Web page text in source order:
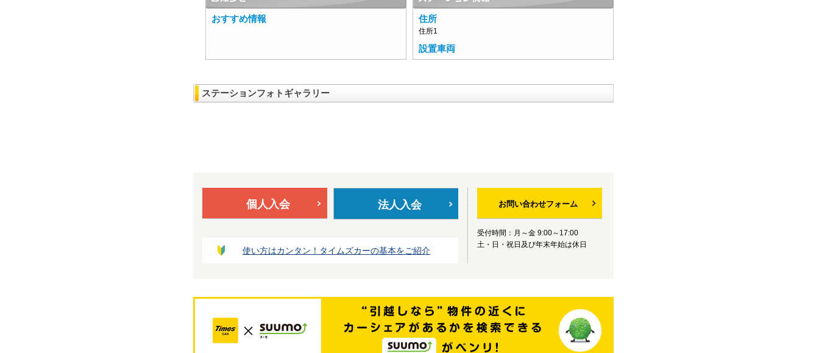
おすすめ情報 住所
住所1
設置車両
ステーションフォトギャラリー
個人入会 法人入会
使い方はカンタン！タイムズカーの基本をご紹介
お問い合わせフォーム
受付時間：月～金 9:00～17:00
土・日・祝日及び年末年始は休日